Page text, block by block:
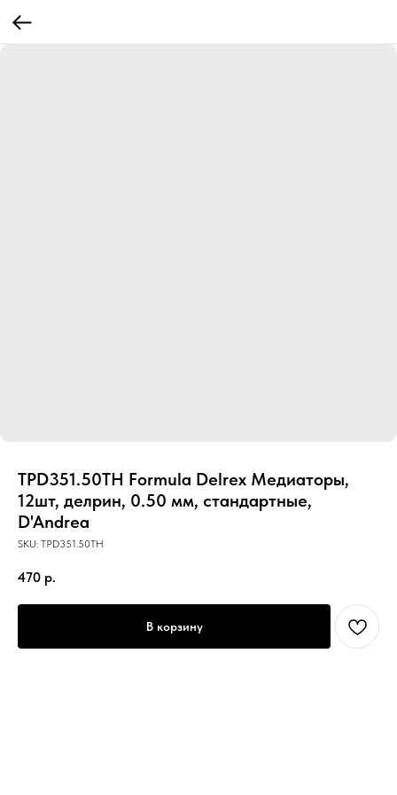
TPD351.50TH Formula Delrex Медиаторы,
12шт, делрин, 0.50 мм, стандартные,
D'Andrea
SKU: TPD351.50TH
470 р.
В корзину